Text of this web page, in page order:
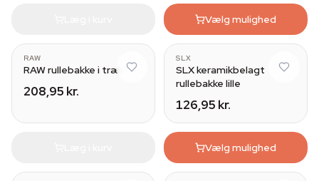
Vælg mulighed
RAW
RAW rullebakke i træ
208,95 kr.
SLX
SLX keramikbelagt
rullebakke lille
126,95 kr.
Vælg mulighed
Small (27.5 x 17.5cm)